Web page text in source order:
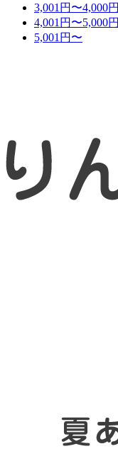
3,001円〜4,000円
4,001円〜5,000円
5,001円〜